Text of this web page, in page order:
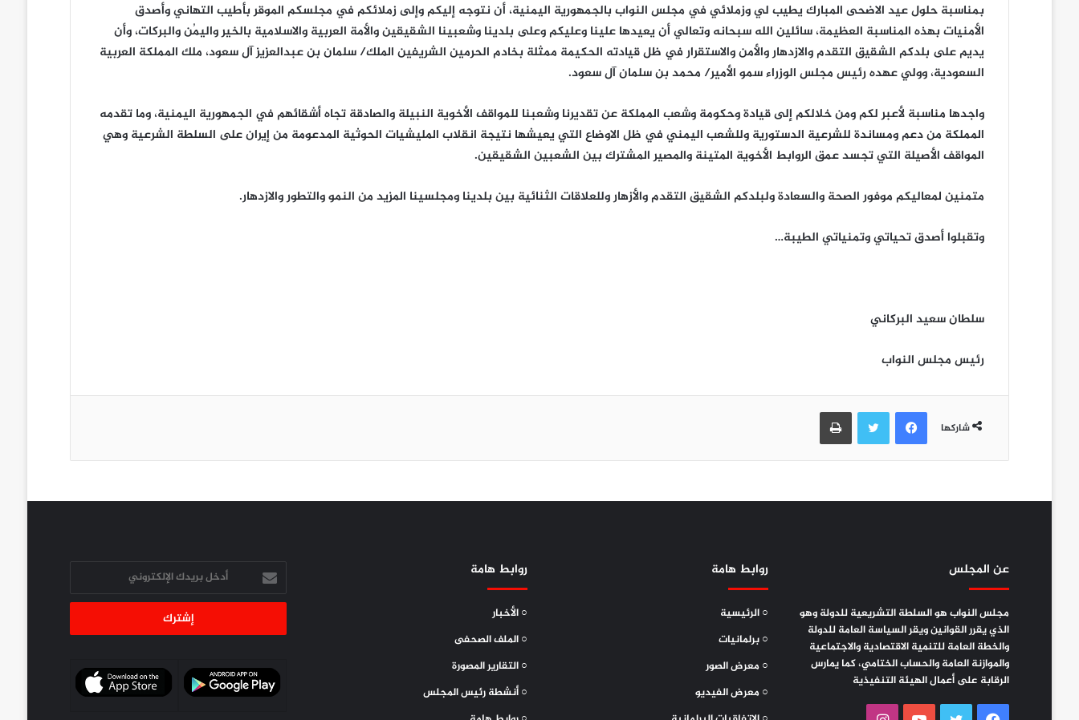
بمناسبة حلول عيد الاضحى المبارك يطيب لي وزملائي في مجلس النواب بالجمهورية اليمنية، أن نتوجه إليكم وإلى زملائكم في مجلسكم الموقر بأطيب التهاني وأصدق
الأمنيات بهذه المناسبة العظيمة، سائلين الله سبحانه وتعالي أن يعيدها علينا وعليكم وعلى بلدينا وشعبينا الشقيقين والأمة العربية والاسلامية بالخير واليمُن والبركات، وأن
يديم على بلدكم الشقيق التقدم والازدهار والأمن والاستقرار في ظل قيادته الحكيمة ممثلة بخادم الحرمين الشريفين الملك/ سلمان بن عبدالعزيز آل سعود، ملك المملكة العربية
السعودية، وولي عهده رئيس مجلس الوزراء سمو الأمير/ محمد بن سلمان آل سعود.
واجدها مناسبة لأعبر لكم ومن خلالكم إلى قيادة وحكومة وشعب المملكة عن تقديرنا وشعبنا للمواقف الأخوية النبيلة والصادقة تجاه أشقائهم في الجمهورية اليمنية، وما تقدمه
المملكة من دعم ومساندة للشرعية الدستورية وللشعب اليمني في ظل الاوضاع التي يعيشها نتيجة انقلاب المليشيات الحوثية المدعومة من إيران على السلطة الشرعية وهي
المواقف الأصيلة التي تجسد عمق الروابط الأخوية المتينة والمصير المشترك بين الشعبين الشقيقين.
متمنين لمعاليكم موفور الصحة والسعادة ولبلدكم الشقيق التقدم والأزهار وللعلاقات الثنائية بين بلدينا ومجلسينا المزيد من النمو والتطور والازدهار.
وتقبلوا أصدق تحياتي وتمنياتي الطيبة…
سلطان سعيد البركاني
رئيس مجلس النواب
شاركها
فيسبوك تويتر طباعة
عن المجلس
مجلس النواب هو السلطة التشريعية للدولة وهو
الذي يقرر القوانين ويقر السياسة العامة للدولة
والخطة العامة للتنمية الاقتصادية والاجتماعية
والموازنة العامة والحساب الختامي، كما يمارس
الرقابة على أعمال الهيئة التنفيذية
روابط هامة
○ الرئيسية
○ برلمانيات
○ معرض الصور
○ معرض الفيديو
روابط هامة
○ الأخبار
○ الملف الصحفى
○ التقارير المصورة
○ أنشطة رئيس المجلس
أدخل
بريدك
الإلكتروني